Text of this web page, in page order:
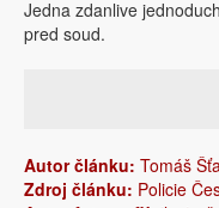
Jedna zdanlive
pred soud.
Autor článku: Tomáš
Zdroj článku: Policie